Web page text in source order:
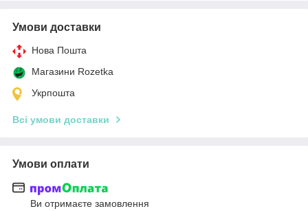
Умови доставки
Нова Пошта
Магазини Rozetka
Укрпошта
Всі умови доставки
Умови оплати
Ви отримаєте замовлення